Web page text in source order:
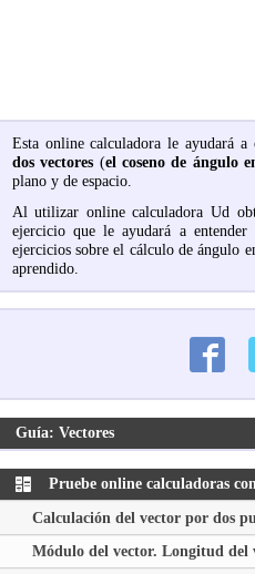
Esta online calculadora le ayudará a
dos vectores (el coseno de ángulo
plano y de espacio.
Al utilizar online calculadora Ud
ejercicio que le ayudará a
ejercicios sobre el cálculo de ángulo
aprendido.
Guía: Vectores
Pruebe online calculadoras
Calculación del vector por dos
Módulo del vector. Longitud del